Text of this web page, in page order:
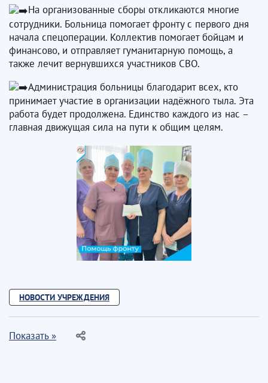
На организованные сборы откликаются многие
сотрудники. Больница помогает фронту с первого дня
начала спецоперации. Коллектив помогает бойцам и
финансово, и отправляет гуманитарную помощь, а
также лечит вернувшихся участников СВО.
Администрация больницы благодарит всех, кто
принимает участие в организации надёжного тыла. Эта
работа будет продолжена. Единство каждого из нас –
главная движущая сила на пути к общим целям.
НОВОСТИ УЧРЕЖДЕНИЯ
Показать »